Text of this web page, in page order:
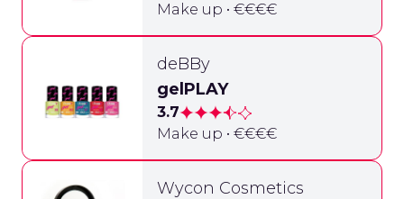
Make up • €€€€
deBBy
gelPLAY
3.7
Make up • €€€€
Wycon Cosmetics